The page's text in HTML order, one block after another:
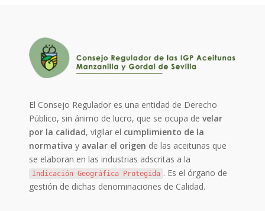
El Consejo Regulador es una entidad de Derecho
Público, sin ánimo de lucro, que se ocupa develar
por la calidad, vigilar el cumplimiento de la
normativa y avalar el origen de las aceitunas que
se elaboran en las industrias adscritas a la
Indicación Geográfica Protegida . Es el órgano de
gestión de dichas denominaciones de Calidad.